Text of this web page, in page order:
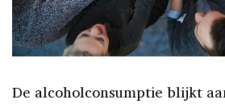
De alcoholconsumptie blijkt